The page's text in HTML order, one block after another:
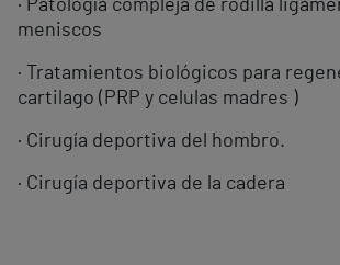
· Patología compleja de rodilla
meniscos
· Tratamientos biológicos para
cartilago (PRP y celulas madres )
· Cirugía deportiva del hombro.
· Cirugía deportiva de la cadera